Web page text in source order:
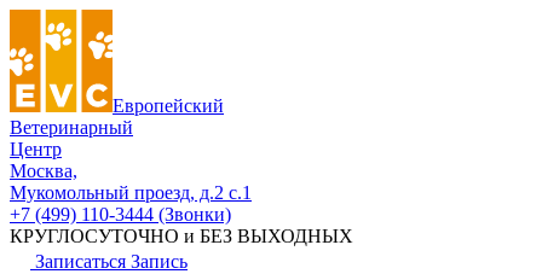
Европейский
Ветеринарный
Центр
Москва,
Мукомольный проезд, д.2 с.1
+7 (499) 110-3444 (Звонки)
КРУГЛОСУТОЧНО и БЕЗ ВЫХОДНЫХ
Записаться Запись